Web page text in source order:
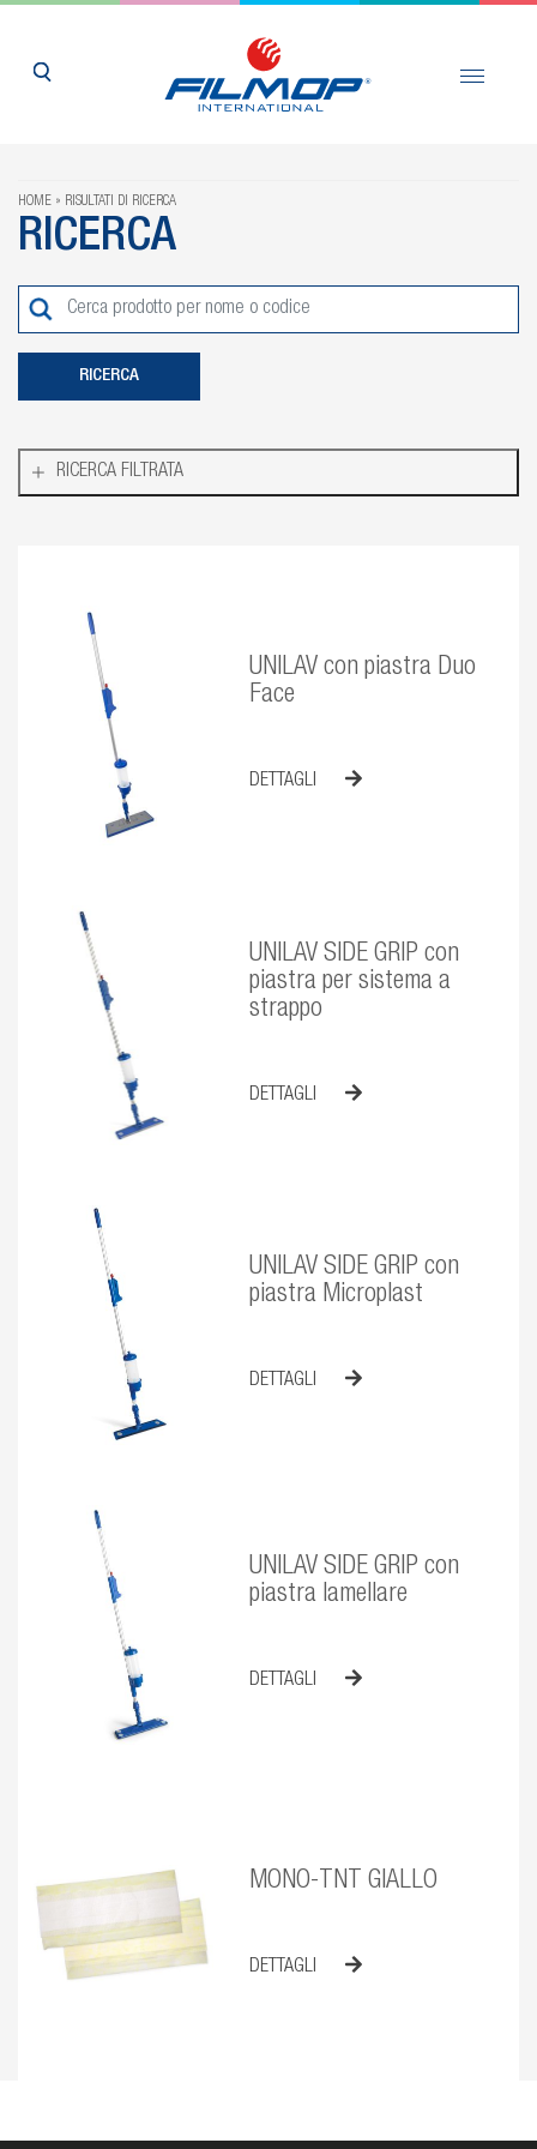
HOME RISULTATI DI RICERCA
RICERCA
RICERCA FILTRATA
UNILAV con piastra Duo
Face
DETTAGLI
UNILAV SIDE GRIP con
piastra per sistema a
strappo
DETTAGLI
UNILAV SIDE GRIP con
piastra Microplast
DETTAGLI
UNILAV SIDE GRIP con
piastra lamellare
DETTAGLI
MONO-TNT GIALLO
DETTAGLI